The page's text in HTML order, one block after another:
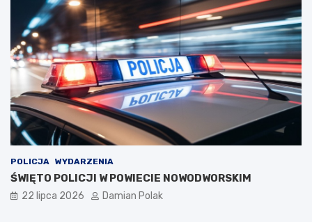
POLICJA WYDARZENIA
ŚWIĘTO POLICJI W POWIECIE NOWODWORSKIM
22 lipca 2026 Damian Polak